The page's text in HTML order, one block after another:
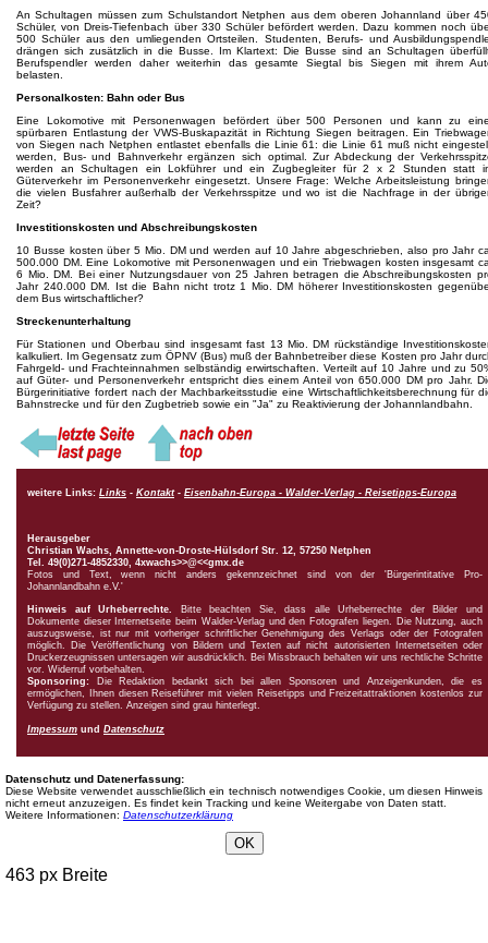
An Schultagen müssen zum Schulstandort Netphen aus dem oberen Johannland über
Schüler, von Dreis-Tiefenbach über 330 Schüler befördert werden. Dazu kommen noch
500 Schüler aus den umliegenden Ortsteilen. Studenten, Berufs- und
drängen sich zusätzlich in die Busse. Im Klartext: Die Busse sind an Schultagen
Berufspendler werden daher weiterhin das gesamte Siegtal bis Siegen mit ihrem
belasten.
Personalkosten: Bahn oder Bus
Eine Lokomotive mit Personenwagen befördert über 500 Personen und kann zu
spürbaren Entlastung der VWS-Buskapazität in Richtung Siegen beitragen. Ein
von Siegen nach Netphen entlastet ebenfalls die Linie 61: die Linie 61 muß nicht
werden, Bus- und Bahnverkehr ergänzen sich optimal. Zur Abdeckung der
werden an Schultagen ein Lokführer und ein Zugbegleiter für 2 x 2 Stunden statt
Güterverkehr im Personenverkehr eingesetzt. Unsere Frage: Welche Arbeitsleistung
die vielen Busfahrer außerhalb der Verkehrsspitze und wo ist die Nachfrage in der
Zeit?
Investitionskosten und Abschreibungskosten
10 Busse kosten über 5 Mio. DM und werden auf 10 Jahre abgeschrieben, also pro Jahr
500.000 DM. Eine Lokomotive mit Personenwagen und ein Triebwagen kosten insgesamt
6 Mio. DM. Bei einer Nutzungsdauer von 25 Jahren betragen die Abschreibungskosten
Jahr 240.000 DM. Ist die Bahn nicht trotz 1 Mio. DM höherer Investitionskosten
dem Bus wirtschaftlicher?
Streckenunterhaltung
Für Stationen und Oberbau sind insgesamt fast 13 Mio. DM rückständige
kalkuliert. Im Gegensatz zum ÖPNV (Bus) muß der Bahnbetreiber diese Kosten pro Jahr
Fahrgeld- und Frachteinnahmen selbständig erwirtschaften. Verteilt auf 10 Jahre und zu
auf Güter- und Personenverkehr entspricht dies einem Anteil von 650.000 DM pro Jahr.
Bürgerinitiative fordert nach der Machbarkeitsstudie eine Wirtschaftlichkeitsberechnung für
Bahnstrecke und für den Zugbetrieb sowie ein "Ja" zu Reaktivierung der Johannlandbahn.
weitere Links: Links - Kontakt- Eisenbahn-Europa - Walder-Verlag - Reisetipps-Europa
Herausgeber
Christian Wachs, Annette-von-Droste-Hülsdorf Str. 12, 57250 Netphen
Tel. 49(0)271-4852330, 4xwachs>>@<<gmx.de
Fotos und Text, wenn nicht anders gekennzeichnet sind von der 'Bürgerintitative Pro-
Johannlandbahn e.V.'
Hinweis auf Urheberrechte.
Bitte beachten Sie, dass alle Urheberrechte der Bilder und
Dokumente dieser Internetseite beim Walder-Verlag und den Fotografen liegen. Die Nutzung, auch
auszugsweise, ist nur mit vorheriger schriftlicher Genehmigung des Verlags oder der Fotografen
möglich. Die Veröffentlichung von Bildern und Texten auf nicht autorisierten Internetseiten oder
Druckerzeugnissen untersagen wir ausdrücklich. Bei Missbrauch behalten wir uns rechtliche Schritte
vor. Widerruf vorbehalten.
Sponsoring: Die Redaktion bedankt sich bei allen Sponsoren und Anzeigenkunden, die es
ermöglichen, Ihnen diesen Reiseführer mit vielen Reisetipps und Freizeitattraktionen kostenlos zur
Verfügung zu stellen. Anzeigen sind grau hinterlegt.
Impessum und Datenschutz
Datenschutz und Datenerfassung:
Diese Website verwendet ausschließlich ein technisch notwendiges Cookie, um diesen Hinweis
nicht erneut anzuzeigen. Es findet kein Tracking und keine Weitergabe von Daten statt.
Weitere Informationen: Datenschutzerklärung
OK
463 px Breite